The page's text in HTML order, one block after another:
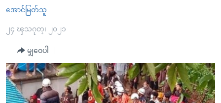
များ
ပင်မ
ကျော်
ကြည့်
ရန်
နိုင်ငံတကာ
အစ္စရေး-ပါလက်စတိုင်း
ဗွီဒီယို
အင်္ဂလိပ်စာလေ့လာမယ်
အမေရိကန်သုံးအီဒီယံ
မကြေးမုံရဲ့ အင်္ဂလိပ်စာ
အပတ်စဉ်ကဏ္ဍများ
ရေဒီယို
ရေဒီယိုနှင့်ရုပ်သံ အချက်အလက်များ
အောင်မြတ်သူ
၂၄ ၾသဂုတ္၊ ၂၀၂၁
မျှဝေပါ